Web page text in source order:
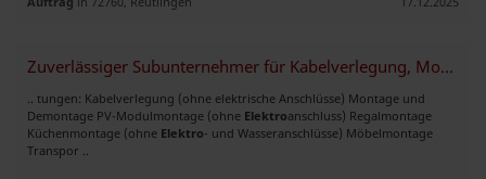
Zuverlässiger Subunternehmer für Kabelverlegung, Montage & PV-Montage
.. tungen: Kabelverlegung (ohne elektrische Anschlüsse) Montage und
Demontage PV-Modulmontage (ohne Elektroanschluss) Regalmontage
Küchenmontage (ohne Elektro- und Wasseranschlüsse) Möbelmontage
Transpor ..